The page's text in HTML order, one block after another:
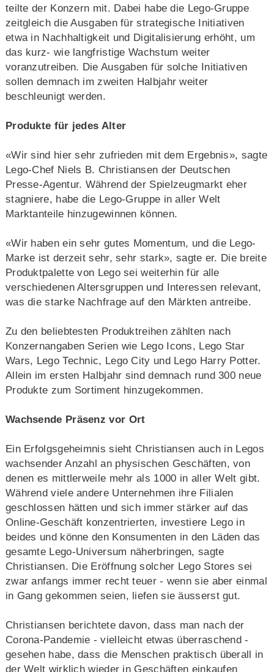
teilte der Konzern mit. Dabei habe die Lego-Gruppe
zeitgleich die Ausgaben für strategische Initiativen
etwa in Nachhaltigkeit und Digitalisierung erhöht, um
das kurz- wie langfristige Wachstum weiter
voranzutreiben. Die Ausgaben für solche Initiativen
sollen demnach im zweiten Halbjahr weiter
beschleunigt werden.
Produkte für jedes Alter
«Wir sind hier sehr zufrieden mit dem Ergebnis», sagte
Lego-Chef Niels B. Christiansen der Deutschen
Presse-Agentur. Während der Spielzeugmarkt eher
stagniere, habe die Lego-Gruppe in aller Welt
Marktanteile hinzugewinnen können.
«Wir haben ein sehr gutes Momentum, und die Lego-
Marke ist derzeit sehr, sehr stark», sagte er. Die breite
Produktpalette von Lego sei weiterhin für alle
verschiedenen Altersgruppen und Interessen relevant,
was die starke Nachfrage auf den Märkten antreibe.
Zu den beliebtesten Produktreihen zählten nach
Konzernangaben Serien wie Lego Icons, Lego Star
Wars, Lego Technic, Lego City und Lego Harry Potter.
Allein im ersten Halbjahr sind demnach rund 300 neue
Produkte zum Sortiment hinzugekommen.
Wachsende Präsenz vor Ort
Ein Erfolgsgeheimnis sieht Christiansen auch in Legos
wachsender Anzahl an physischen Geschäften, von
denen es mittlerweile mehr als 1000 in aller Welt gibt.
Während viele andere Unternehmen ihre Filialen
geschlossen hätten und sich immer stärker auf das
Online-Geschäft konzentrierten, investiere Lego in
beides und könne den Konsumenten in den Läden das
gesamte Lego-Universum näherbringen, sagte
Christiansen. Die Eröffnung solcher Lego Stores sei
zwar anfangs immer recht teuer - wenn sie aber einmal
in Gang gekommen seien, liefen sie äusserst gut.
Christiansen berichtete davon, dass man nach der
Corona-Pandemie - vielleicht etwas überraschend -
gesehen habe, dass die Menschen praktisch überall in
der Welt wirklich wieder in Geschäften einkaufen